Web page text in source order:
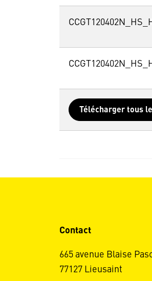
Télécharger tous
Contact
665 avenue Blaise
77127 Lieusaint